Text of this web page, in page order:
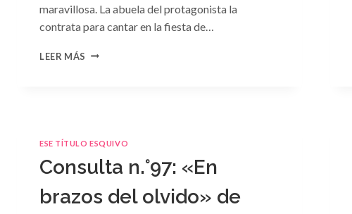
maravillosa. La abuela del protagonista la
contrata para cantar en la fiesta de…
LEER MÁS CONSULTA
EMMA
DARCY
ESE TÍTULO ESQUIVO
Consulta n.°97: «En
brazos del olvido» de